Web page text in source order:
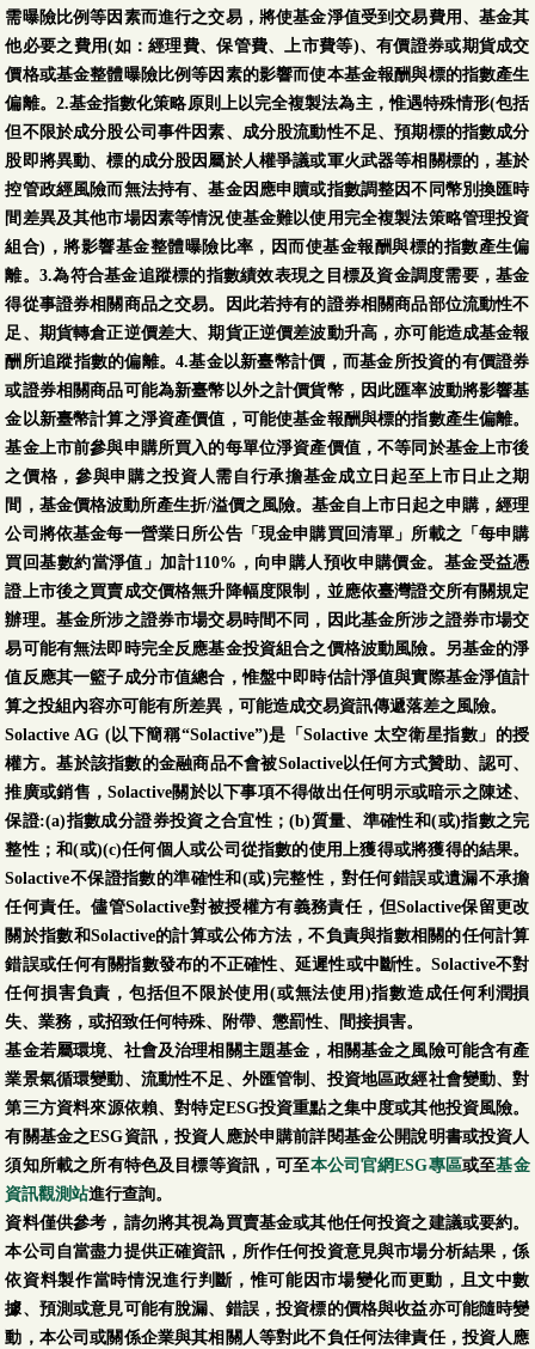
需曝險比例等因素而進行之交易，將使基金淨值受到交易費用、基金其
他必要之費用(如：經理費、保管費、上市費等)、有價證券或期貨成交
價格或基金整體曝險比例等因素的影響而使本基金報酬與標的指數產生
偏離。2.基金指數化策略原則上以完全複製法為主，惟遇特殊情形(包括
但不限於成分股公司事件因素、成分股流動性不足、預期標的指數成分
股即將異動、標的成分股因屬於人權爭議或軍火武器等相關標的，基於
控管政經風險而無法持有、基金因應申贖或指數調整因不同幣別換匯時
間差異及其他市場因素等情況使基金難以使用完全複製法策略管理投資
組合)，將影響基金整體曝險比率，因而使基金報酬與標的指數產生偏
離。3.為符合基金追蹤標的指數績效表現之目標及資金調度需要，基金
得從事證券相關商品之交易。因此若持有的證券相關商品部位流動性不
足、期貨轉倉正逆價差大、期貨正逆價差波動升高，亦可能造成基金報
酬所追蹤指數的偏離。4.基金以新臺幣計價，而基金所投資的有價證券
或證券相關商品可能為新臺幣以外之計價貨幣，因此匯率波動將影響基
金以新臺幣計算之淨資產價值，可能使基金報酬與標的指數產生偏離。
基金上市前參與申購所買入的每單位淨資產價值，不等同於基金上市後
之價格，參與申購之投資人需自行承擔基金成立日起至上市日止之期
間，基金價格波動所產生折/溢價之風險。基金自上市日起之申購，經理
公司將依基金每一營業日所公告「現金申購買回清單」所載之「每申購
買回基數約當淨值」加計110%，向申購人預收申購價金。基金受益憑
證上市後之買賣成交價格無升降幅度限制，並應依臺灣證交所有關規定
辦理。基金所涉之證券市場交易時間不同，因此基金所涉之證券市場交
易可能有無法即時完全反應基金投資組合之價格波動風險。另基金的淨
值反應其一籃子成分市值總合，惟盤中即時估計淨值與實際基金淨值計
算之投組內容亦可能有所差異，可能造成交易資訊傳遞落差之風險。
Solactive AG (以下簡稱“Solactive”)是「Solactive 太空衛星指數」的授
權方。基於該指數的金融商品不會被Solactive以任何方式贊助、認可、
推廣或銷售，Solactive關於以下事項不得做出任何明示或暗示之陳述、
保證:(a)指數成分證券投資之合宜性；(b)質量、準確性和(或)指數之完
整性；和(或)(c)任何個人或公司從指數的使用上獲得或將獲得的結果。
Solactive不保證指數的準確性和(或)完整性，對任何錯誤或遺漏不承擔
任何責任。儘管Solactive對被授權方有義務責任，但Solactive保留更改
關於指數和Solactive的計算或公佈方法，不負責與指數相關的任何計算
錯誤或任何有關指數發布的不正確性、延遲性或中斷性。Solactive不對
任何損害負責，包括但不限於使用(或無法使用)指數造成任何利潤損
失、業務，或招致任何特殊、附帶、懲罰性、間接損害。
基金若屬環境、社會及治理相關主題基金，相關基金之風險可能含有產
業景氣循環變動、流動性不足、外匯管制、投資地區政經社會變動、對
第三方資料來源依賴、對特定ESG投資重點之集中度或其他投資風險。
有關基金之ESG資訊，投資人應於申購前詳閱基金公開說明書或投資人
須知所載之所有特色及目標等資訊，可至本公司官網ESG專區或至基金
資訊觀測站進行查詢。
資料僅供參考，請勿將其視為買賣基金或其他任何投資之建議或要約。
本公司自當盡力提供正確資訊，所作任何投資意見與市場分析結果，係
依資料製作當時情況進行判斷，惟可能因市場變化而更動，且文中數
據、預測或意見可能有脫漏、錯誤，投資標的價格與收益亦可能隨時變
動，本公司或關係企業與其相關人等對此不負任何法律責任，投資人應